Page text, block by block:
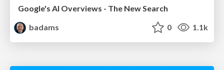
Google's AI Overviews - The New Search
badams
0 1.1k